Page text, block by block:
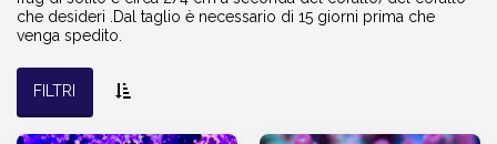
che desideri .Dal taglio è necessario di 15 giorni prima che
venga spedito.
FILTRI